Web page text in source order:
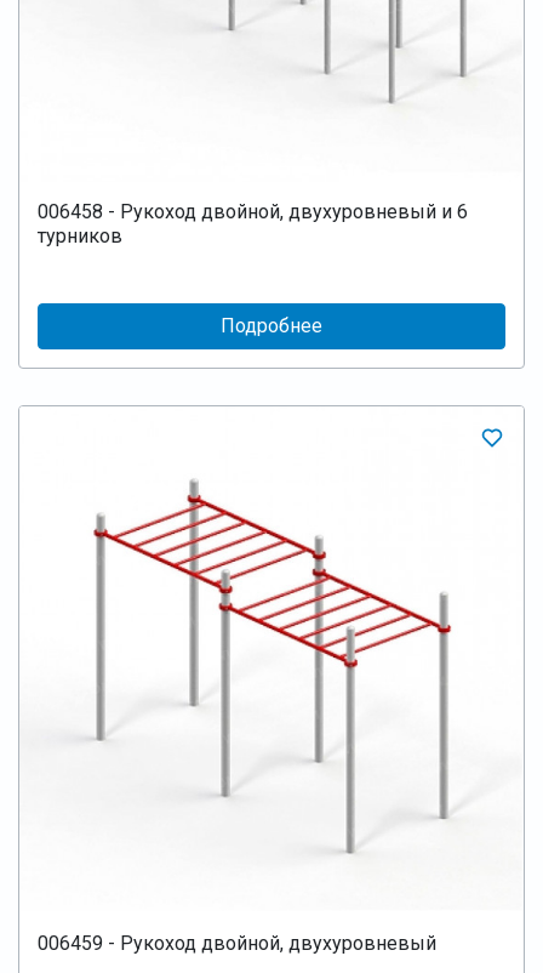
006458 - Рукоход двойной, двухуровневый и 6
турников
Подробнее
006459 - Рукоход двойной, двухуровневый